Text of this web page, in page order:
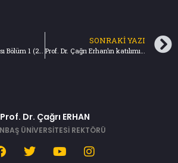
SONRAKI YAZI
Prof. Dr. Çağrı ERHAN
ÜNİVERSİTESİ REKTÖRÜ